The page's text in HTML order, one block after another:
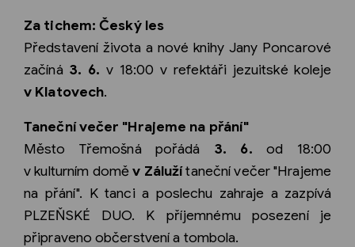
Za tichem: Český les
Představení života a nové knihy Jany Poncarové
začíná 3. 6. v 18:00 v refektáři jezuitské koleje
v Klatovech.
Taneční večer "Hrajeme na přání"
Město Třemošná pořádá 3. 6. od 18:00
v kulturním doměv Zálužítaneční večer "Hrajeme
na přání". K tanci a poslechu zahraje a zazpívá
PLZEŇSKÉ DUO. K příjemnému posezení je
připraveno občerstvení a tombola.